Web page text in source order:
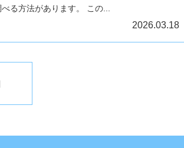
る方法があります。 この...
2026.03.18